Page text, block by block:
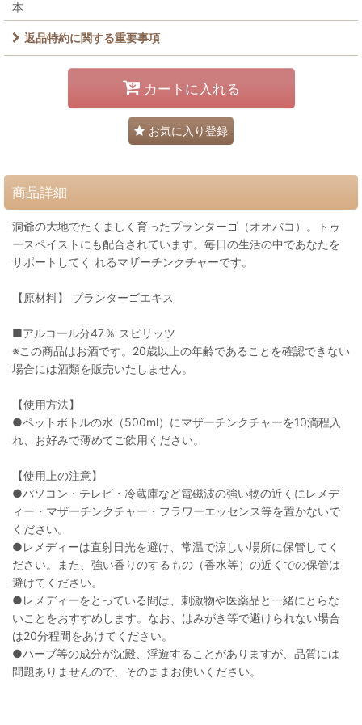
本
返品特約に関する重要事項
カートに入れる
お気に入り登録
商品詳細
洞爺の大地でたくましく育ったプランターゴ（オオバコ）。トゥ
ースペイストにも配合されています。毎日の生活の中であなたを
サポートしてく れるマザーチンクチャーです。
【原材料】 プランターゴエキス
■アルコール分47％ スピリッツ
※この商品はお酒です。20歳以上の年齢であることを確認できない
場合には酒類を販売いたしません。
【使用方法】
●ペットボトルの水（500ml）にマザーチンクチャーを10滴程入
れ、お好みで薄めてご飲用ください。
【使用上の注意】
●パソコン・テレビ・冷蔵庫など電磁波の強い物の近くにレメデ
ィー・マザーチンクチャー・フラワーエッセンス等を置かないで
ください。
●レメディーは直射日光を避け、常温で涼しい場所に保管してく
ださい。また、強い香りのするもの（香水等）の近くでの保管は
避けてください。
●レメディーをとっている間は、刺激物や医薬品と一緒にとらな
いことをおすすめします。なお、はみがき等で避けられない場合
は20分程間をあけてください。
●ハーブ等の成分が沈殿、浮遊することがありますが、品質には
問題ありませんので、そのままお使いください。